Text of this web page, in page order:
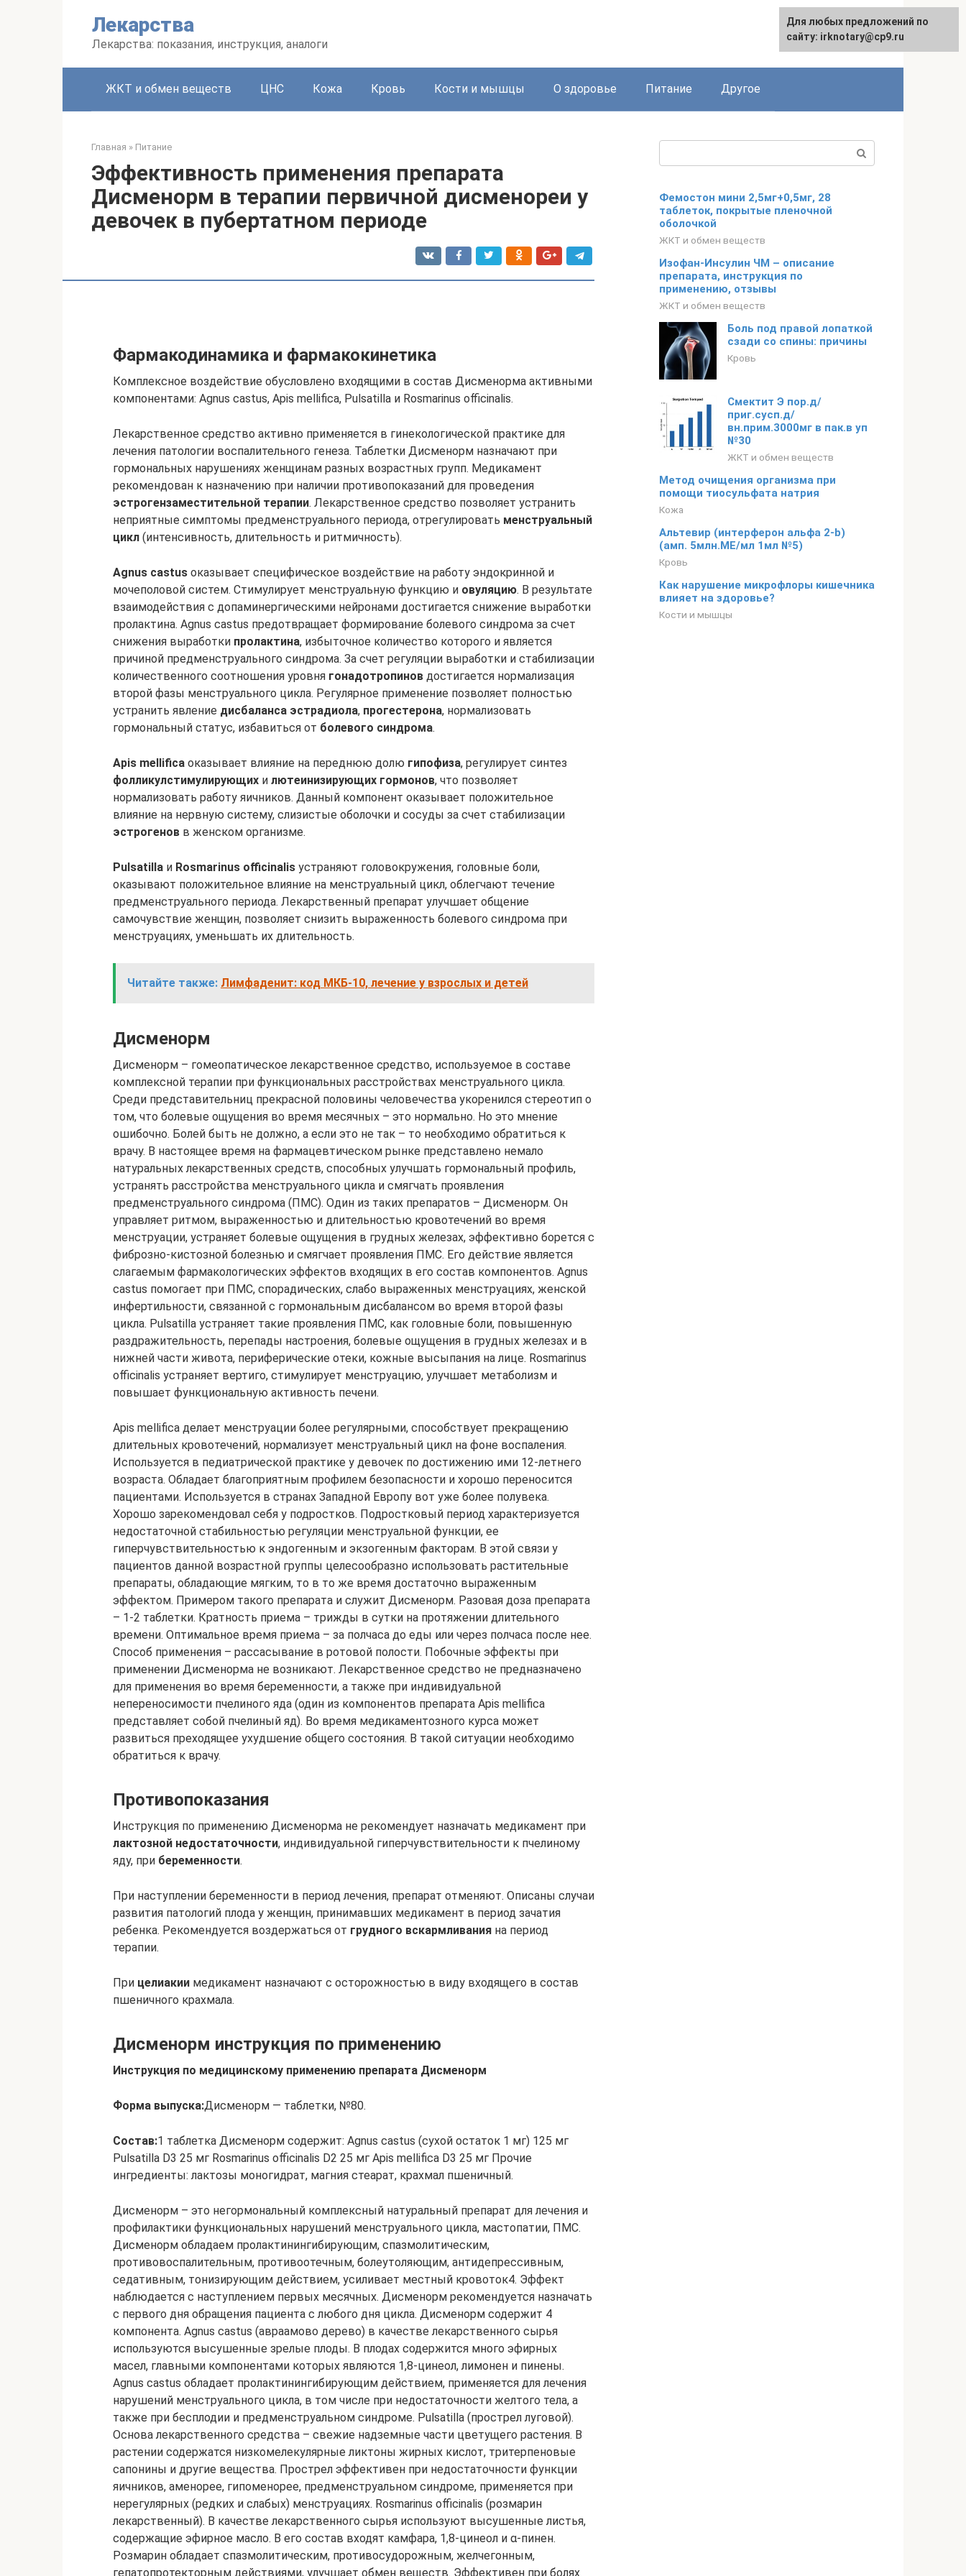
Лекарства
Лекарства: показания, инструкция, аналоги
ЖКТ и обмен веществ ЦНС Кожа Кровь Кости и мышцы О здоровье Питание Другое
Главная » Питание
Эффективность применения препарата
Дисменорм в терапии первичной дисменореи у
девочек в пубертатном периоде
Фармакодинамика и фармакокинетика
Комплексное воздействие обусловлено входящими в состав Дисменорма активными
компонентами: Agnus castus, Apis mellifica, Pulsatilla и Rosmarinus officinalis.
Лекарственное средство активно применяется в гинекологической практике для
лечения патологии воспалительного генеза. Таблетки Дисменорм назначают при
гормональных нарушениях женщинам разных возрастных групп. Медикамент
рекомендован к назначению при наличии противопоказаний для проведения
эстрогензаместительной терапии. Лекарственное средство позволяет устранить
неприятные симптомы предменструального периода, отрегулировать менcтруальный
цикл (интенсивность, длительность и ритмичность).
Agnus castus оказывает специфическое воздействие на работу эндокринной и
мочеполовой систем. Стимулирует менструальную функцию и овуляцию. В результате
взаимодействия с допаминергическими нейронами достигается снижение выработки
пролактина. Agnus castus предотвращает формирование болевого синдрома за счет
снижения выработки пролактина, избыточное количество которого и является
причиной предменструального синдрома. За счет регуляции выработки и стабилизации
количественного соотношения уровня гонадотропинов достигается нормализация
второй фазы менструального цикла. Регулярное применение позволяет полностью
устранить явление дисбаланса эстрадиола, прогестерона, нормализовать
гормональный статус, избавиться от болевого синдрома.
Apis mellifica оказывает влияние на переднюю долю гипофиза, регулирует синтез
фолликулстимулирующих и лютеинизирующих гормонов, что позволяет
нормализовать работу яичников. Данный компонент оказывает положительное
влияние на нервную систему, слизистые оболочки и сосуды за счет стабилизации
эстрогенов в женском организме.
Pulsatilla и Rosmarinus officinalis устраняют головокружения, головные боли,
оказывают положительное влияние на менструальный цикл, облегчают течение
предменструального периода. Лекарственный препарат улучшает общение
самочувствие женщин, позволяет снизить выраженность болевого синдрома при
менструациях, уменьшать их длительность.
Читайте также: Лимфаденит: код МКБ-10, лечение у взрослых и детей
Дисменорм
Дисменорм – гомеопатическое лекарственное средство, используемое в составе
комплексной терапии при функциональных расстройствах менструального цикла.
Среди представительниц прекрасной половины человечества укоренился стереотип о
том, что болевые ощущения во время месячных – это нормально. Но это мнение
ошибочно. Болей быть не должно, а если это не так – то необходимо обратиться к
врачу. В настоящее время на фармацевтическом рынке представлено немало
натуральных лекарственных средств, способных улучшать гормональный профиль,
устранять расстройства менструального цикла и смягчать проявления
предменструального синдрома (ПМС). Один из таких препаратов – Дисменорм. Он
управляет ритмом, выраженностью и длительностью кровотечений во время
менструации, устраняет болевые ощущения в грудных железах, эффективно борется с
фиброзно-кистозной болезнью и смягчает проявления ПМС. Его действие является
слагаемым фармакологических эффектов входящих в его состав компонентов. Agnus
castus помогает при ПМС, спорадических, слабо выраженных менструациях, женской
инфертильности, связанной с гормональным дисбалансом во время второй фазы
цикла. Pulsatilla устраняет такие проявления ПМС, как головные боли, повышенную
раздражительность, перепады настроения, болевые ощущения в грудных железах и в
нижней части живота, периферические отеки, кожные высыпания на лице. Rosmarinus
officinalis устраняет вертиго, стимулирует менструацию, улучшает метаболизм и
повышает функциональную активность печени.
Apis mellifica делает менструации более регулярными, способствует прекращению
длительных кровотечений, нормализует менструальный цикл на фоне воспаления.
Используется в педиатрической практике у девочек по достижению ими 12-летнего
возраста. Обладает благоприятным профилем безопасности и хорошо переносится
пациентами. Используется в странах Западной Европу вот уже более полувека.
Хорошо зарекомендовал себя у подростков. Подростковый период характеризуется
недостаточной стабильностью регуляции менструальной функции, ее
гиперчувствительностью к эндогенным и экзогенным факторам. В этой связи у
пациентов данной возрастной группы целесообразно использовать растительные
препараты, обладающие мягким, то в то же время достаточно выраженным
эффектом. Примером такого препарата и служит Дисменорм. Разовая доза препарата
– 1-2 таблетки. Кратность приема – трижды в сутки на протяжении длительного
времени. Оптимальное время приема – за полчаса до еды или через полчаса после нее.
Способ применения – рассасывание в ротовой полости. Побочные эффекты при
применении Дисменорма не возникают. Лекарственное средство не предназначено
для применения во время беременности, а также при индивидуальной
непереносимости пчелиного яда (один из компонентов препарата Apis mellifica
представляет собой пчелиный яд). Во время медикаментозного курса может
развиться преходящее ухудшение общего состояния. В такой ситуации необходимо
обратиться к врачу.
Противопоказания
Инструкция по применению Дисменорма не рекомендует назначать медикамент при
лактозной недостаточности, индивидуальной гиперчувствительности к пчелиному
яду, при беременности.
При наступлении беременности в период лечения, препарат отменяют. Описаны случаи
развития патологий плода у женщин, принимавших медикамент в период зачатия
ребенка. Рекомендуется воздержаться от грудного вскармливания на период
терапии.
При целиакии медикамент назначают с осторожностью в виду входящего в состав
пшеничного крахмала.
Дисменорм инструкция по применению
Инструкция по медицинскому применению препарата Дисменорм
Форма выпуска:Дисменорм — таблетки, №80.
Состав:1 таблетка Дисменорм содержит: Agnus castus (сухой остаток 1 мг) 125 мг
Pulsatilla D3 25 мг Rosmarinus officinalis D2 25 мг Apis mellifica D3 25 мг Прочие
ингредиенты: лактозы моногидрат, магния стеарат, крахмал пшеничный.
Дисменорм – это негормональный комплексный натуральный препарат для лечения и
профилактики функциональных нарушений менструального цикла, мастопатии, ПМС.
Дисменорм обладаем пролактинингибирующим, спазмолитическим,
противовоспалительным, противоотечным, болеутоляющим, антидепрессивным,
седативным, тонизирующим действием, усиливает местный кровоток4. Эффект
наблюдается с наступлением первых месячных. Дисменорм рекомендуется назначать
с первого дня обращения пациента с любого дня цикла. Дисменорм содержит 4
компонента. Agnus castus (авраамово дерево) в качестве лекарственного сырья
используются высушенные зрелые плоды. В плодах содержится много эфирных
масел, главными компонентами которых являются 1,8-цинеол, лимонен и пинены.
Agnus castus обладает пролактинингибирующим действием, применяется для лечения
нарушений менструального цикла, в том числе при недостаточности желтого тела, а
также при бесплодии и предменструальном синдроме. Pulsatilla (прострел луговой).
Основа лекарственного средства – свежие надземные части цветущего растения. В
растении содержатся низкомелекулярные ликтоны жирных кислот, тритерпеновые
сапонины и другие вещества. Прострел эффективен при недостаточности функции
яичников, аменорее, гипоменорее, предменструальном синдроме, применяется при
нерегулярных (редких и слабых) менструациях. Rosmarinus officinalis (розмарин
лекарственный). В качестве лекарственного сырья используют высушенные листья,
содержащие эфирное масло. В его состав входят камфара, 1,8-цинеол и α-пинен.
Розмарин обладает спазмолитическим, противосудорожным, желчегонным,
гепатопротекторным действиями, улучшает обмен веществ. Эффективен при болях
Фемостон мини 2,5мг+0,5мг, 28
таблеток, покрытые пленочной
оболочкой
ЖКТ и обмен веществ
Изофан-Инсулин ЧМ – описание
препарата, инструкция по
применению, отзывы
ЖКТ и обмен веществ
Боль под правой лопаткой
сзади со спины: причины
Кровь
Смектит Э пор.д/
приг.сусп.д/
вн.прим.3000мг в пак.в уп
№30
ЖКТ и обмен веществ
Метод очищения организма при
помощи тиосульфата натрия
Кожа
Альтевир (интерферон альфа 2-b)
(амп. 5млн.МЕ/мл 1мл №5)
Кровь
Как нарушение микрофлоры кишечника
влияет на здоровье?
Кости и мышцы
Для любых предложений по
сайту: irknotary@cp9.ru